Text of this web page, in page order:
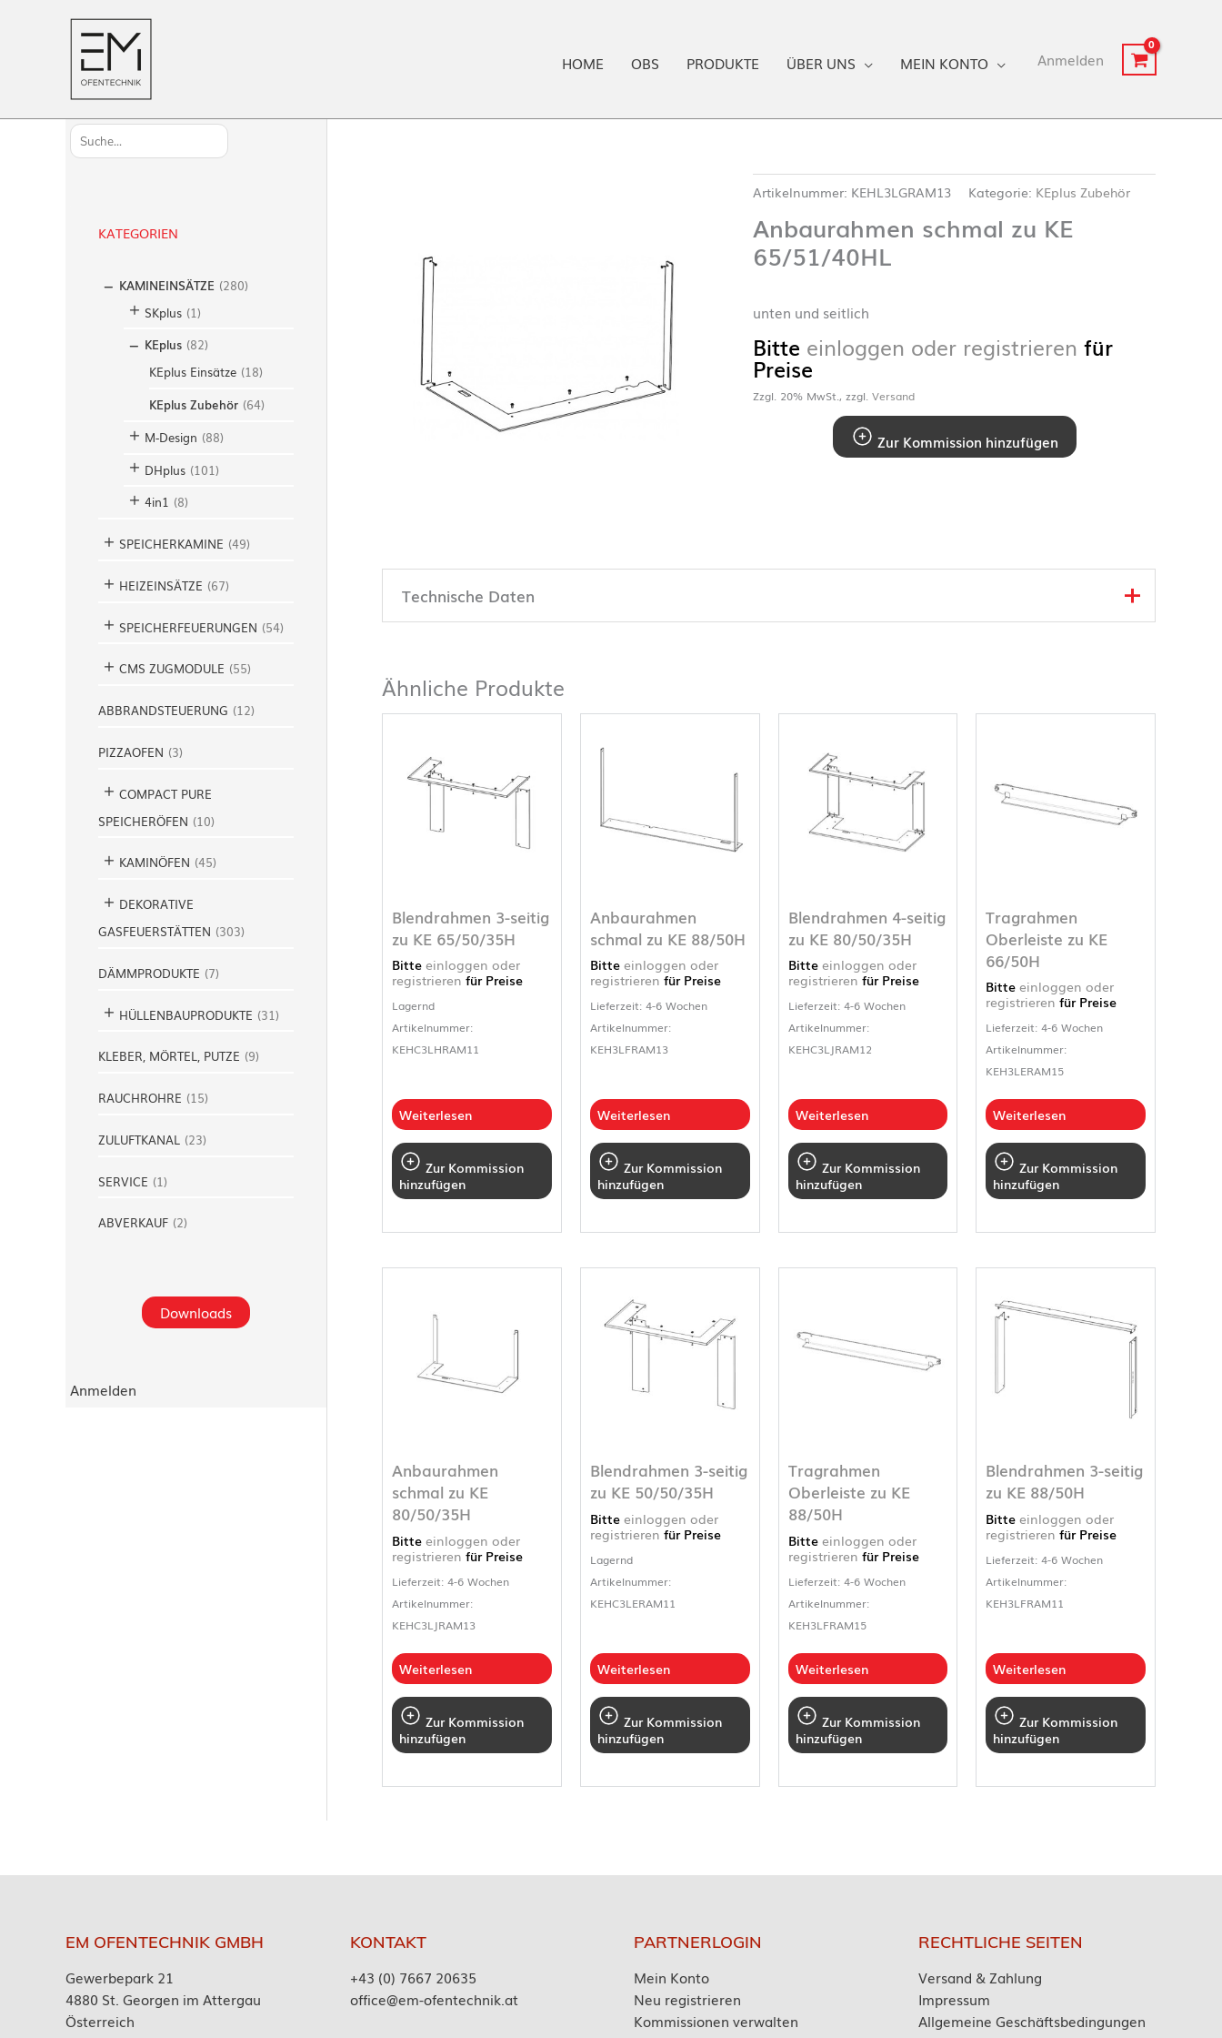
HOME OBS PRODUKTE ÜBER UNS MEIN KONTO Anmelden
S
u
KATEGORIEN
KAMINEINSÄTZE (280)
SKplus (1)
KEplus (82)
KEplus Einsätze (18)
KEplus Zubehör (64)
M-Design (88)
DHplus (101)
4in1 (8)
SPEICHERKAMINE (49)
HEIZEINSÄTZE (67)
SPEICHERFEUERUNGEN (54)
CMS ZUGMODULE (55)
ABBRANDSTEUERUNG (12)
PIZZAOFEN (3)
COMPACT PURE
SPEICHERÖFEN (10)
KAMINÖFEN (45)
DEKORATIVE
GASFEUERSTÄTTEN (303)
DÄMMPRODUKTE (7)
HÜLLENBAUPRODUKTE (31)
KLEBER, MÖRTEL, PUTZE (9)
RAUCHROHRE (15)
ZULUFTKANAL (23)
SERVICE (1)
ABVERKAUF (2)
Downloads
Anmelden
Artikelnummer: KEHL3LGRAM13 Kategorie: KEplus Zubehör
Anbaurahmen schmal zu KE
65/51/40HL
unten und seitlich
Bitte einloggen oder registrieren für
Preise
Zzgl. 20% MwSt., zzgl.Versand
Zur Kommission hinzufügen
Technische Daten
Ähnliche Produkte
Blendrahmen 3-seitig
zu KE 65/50/35H
Bitte einloggen oder
registrieren für Preise
Lagernd
Artikelnummer:
KEHC3LHRAM11
Weiterlesen
Zur Kommission
hinzufügen
Anbaurahmen
schmal zu KE 88/50H
Bitte einloggen oder
registrieren für Preise
Lieferzeit: 4-6 Wochen
Artikelnummer:
KEH3LFRAM13
Weiterlesen
Zur Kommission
hinzufügen
Blendrahmen 4-seitig
zu KE 80/50/35H
Bitte einloggen oder
registrieren für Preise
Lieferzeit: 4-6 Wochen
Artikelnummer:
KEHC3LJRAM12
Weiterlesen
Zur Kommission
hinzufügen
Tragrahmen
Oberleiste zu KE
66/50H
Bitteeinloggen oder
registrieren für Preise
Lieferzeit: 4-6 Wochen
Artikelnummer:
KEH3LERAM15
Weiterlesen
Zur Kommission
hinzufügen
Anbaurahmen
schmal zu KE
80/50/35H
Bitte einloggen oder
registrieren für Preise
Lieferzeit: 4-6 Wochen
Artikelnummer:
KEHC3LJRAM13
Weiterlesen
Zur Kommission
hinzufügen
Blendrahmen 3-seitig
zu KE 50/50/35H
Bitte einloggen oder
registrieren für Preise
Lagernd
Artikelnummer:
KEHC3LERAM11
Weiterlesen
Zur Kommission
hinzufügen
Tragrahmen
Oberleiste zu KE
88/50H
Bitte einloggen oder
registrieren für Preise
Lieferzeit: 4-6 Wochen
Artikelnummer:
KEH3LFRAM15
Weiterlesen
Zur Kommission
hinzufügen
Blendrahmen 3-seitig
zu KE 88/50H
Bitteeinloggen oder
registrieren für Preise
Lieferzeit: 4-6 Wochen
Artikelnummer:
KEH3LFRAM11
Weiterlesen
Zur Kommission
hinzufügen
EM OFENTECHNIK GMBH
Gewerbepark 21
4880 St. Georgen im Attergau
Österreich
KONTAKT
+43 (0) 7667 20635
office@em-ofentechnik.at
PARTNERLOGIN
Mein Konto
Neu registrieren
Kommissionen verwalten
RECHTLICHE SEITEN
Versand & Zahlung
Impressum
Allgemeine Geschäftsbedingungen